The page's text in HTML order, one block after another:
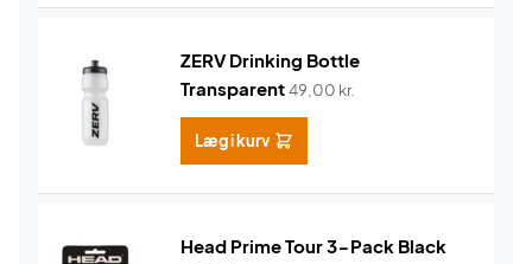
ZERV Drinking Bottle
Transparent49,00 kr.
Læg i kurv
Head Prime Tour 3-Pack Black